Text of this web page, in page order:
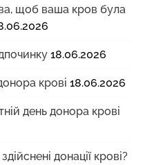
щоб ваша кров була
18.06.2026
крові 18.06.2026
день донора крові
донації крові?